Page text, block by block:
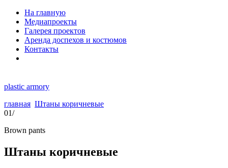
На главную
Медиапроекты
Галерея проектов
Аренда доспехов и костюмов
Контакты
plastic armory
главная Штаны коричневые
01/
Brown pants
Штаны коричневые